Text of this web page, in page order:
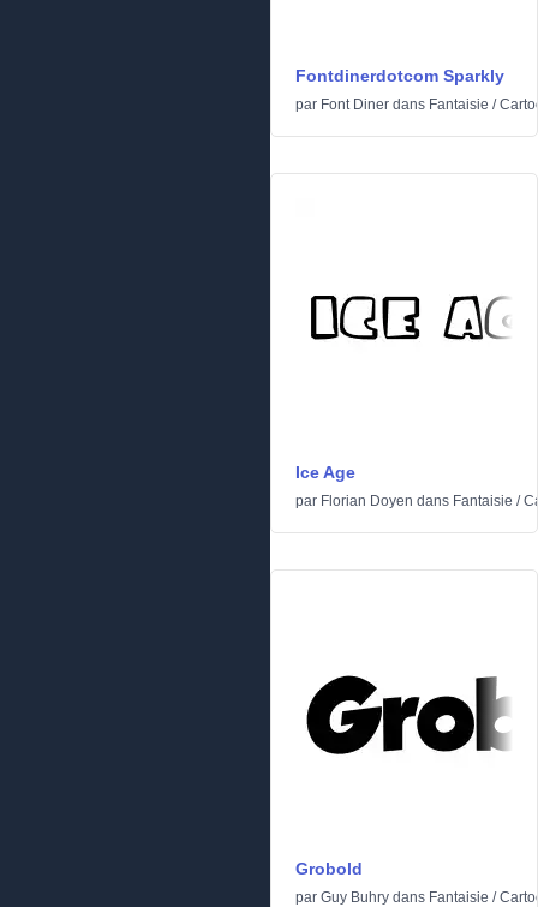
Fontdinerdotcom Sparkly
par Font Diner dans Fantaisie /
Ice Age
par Florian Doyen dans Fantaisie /
Grobold
par Guy Buhry dans Fantaisie /